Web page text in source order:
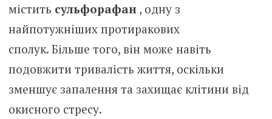
містить сульфорафан, одну з
найпотужніших протиракових
сполук. Більше того, він може навіть
подовжити тривалість життя, оскільки
зменшує запалення та захищає клітини від
окисного стресу.